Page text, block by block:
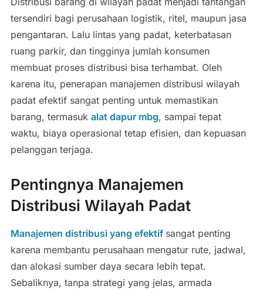
tersendiri bagi perusahaan logistik, ritel, maupun jasa
pengantaran. Lalu lintas yang padat, keterbatasan
ruang parkir, dan tingginya jumlah konsumen
membuat proses distribusi bisa terhambat. Oleh
karena itu, penerapan manajemen distribusi wilayah
padat efektif sangat penting untuk memastikan
barang, termasuk alat dapur mbg, sampai tepat
waktu, biaya operasional tetap efisien, dan kepuasan
pelanggan terjaga.
Pentingnya Manajemen
Distribusi Wilayah Padat
Manajemen distribusi yang efektif sangat penting
karena membantu perusahaan mengatur rute, jadwal,
dan alokasi sumber daya secara lebih tepat.
Sebaliknya, tanpa strategi yang jelas, armada